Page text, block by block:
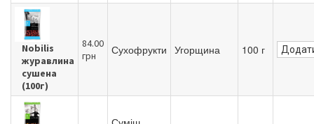
Nobilis
журавлина
сушена
(100г)
84.00
грн
Сухофрукти Угорщина 100 г